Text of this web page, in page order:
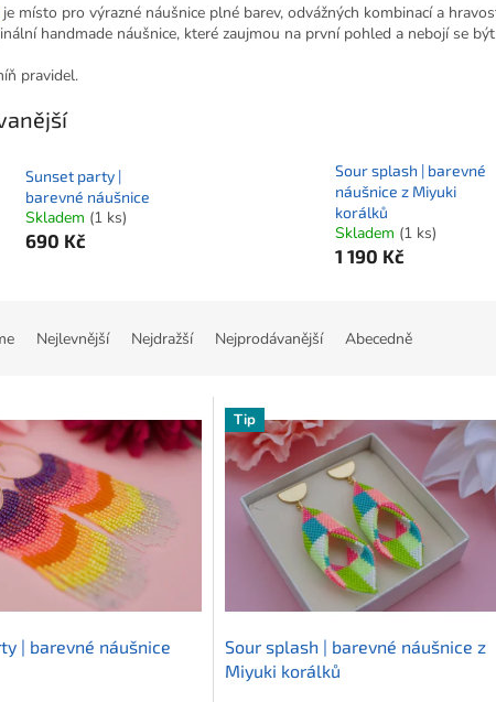
je místo pro výrazné náušnice plné barev, odvážných kombinací a
handmade náušnice, které zaujmou na první pohled a nebojí se
pravidel.
Sunset party |
barevné náušnice
Skladem (1 ks)
690 Kč
Sour splash | barevné
náušnice z Miyuki
korálků
Skladem (1 ks)
1 190 Kč
Nejlevnější Nejdražší Nejprodávanější Abecedně
| barevné náušnice
Tip
Sour splash | barevné náušnice z
Miyuki korálků